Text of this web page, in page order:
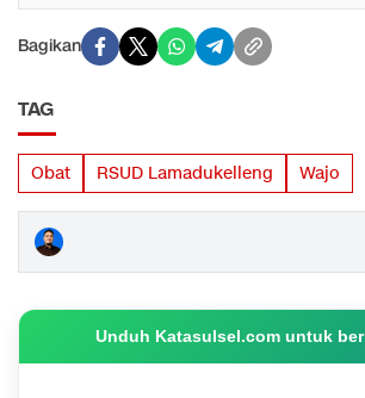
Bagikan
TAG
Obat RSUD Lamadukelleng Wajo
Unduh Katasulsel.com untuk